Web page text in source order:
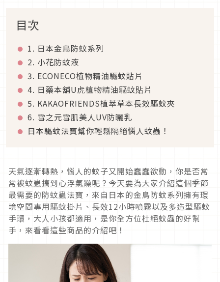
目次
1. 日本金鳥防蚊系列
2. 小花防蚊液
3. ECONECO植物精油驅蚊貼片
4. 日藥本舖U虎植物精油驅蚊貼片
5. KAKAOFRIENDS植萃草本長效驅蚊夾
6. 雪之元雪肌美人UV防曬乳
日本驅蚊法寶幫你輕鬆隔絕惱人蚊蟲！
天氣逐漸轉熱，惱人的蚊子又開始蠢蠢欲動，你是否常
常被蚊蟲搞到心浮氣躁呢？今天要為大家介紹這個季節
最需要的防蚊蟲法寶，來自日本的金鳥防蚊系列擁有環
境空間專用驅蚊掛片、長效12小時噴霧以及多造型驅蚊
手環，大人小孩都適用，是你全方位杜絕蚊蟲的好幫
手，來看看這些商品的介紹吧！